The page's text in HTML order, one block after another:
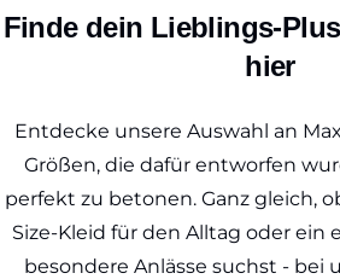
Finde dein Lieblings-
hier
Entdecke unsere Auswahl an
Größen, die dafür entworfen
perfekt zu betonen. Ganz gleich,
Size-Kleid für den Alltag oder ein
besondere Anlässe suchst - bei